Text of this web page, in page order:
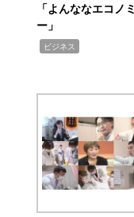
「よんななエコノミ
ー」
ビジネス